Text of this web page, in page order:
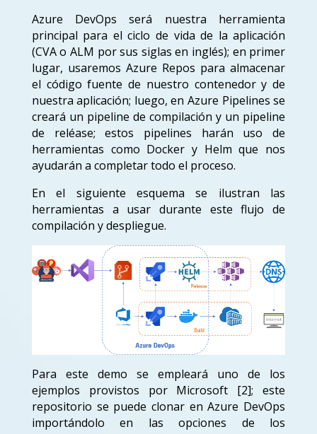
Azure DevOps será nuestra herramienta
principal para el ciclo de vida de la aplicación
(CVA o ALM por sus siglas en inglés); en primer
lugar, usaremos Azure Repos para almacenar
el código fuente de nuestro contenedor y de
nuestra aplicación; luego, en Azure Pipelines se
creará un pipeline de compilación y un pipeline
de reléase; estos pipelines harán uso de
herramientas como Docker y Helm que nos
ayudarán a completar todo el proceso.
En el siguiente esquema se ilustran las
herramientas a usar durante este flujo de
compilación y despliegue.
Para este demo se empleará uno de los
ejemplos provistos por Microsoft [2]; este
repositorio se puede clonar en Azure DevOps
importándolo en las opciones de los